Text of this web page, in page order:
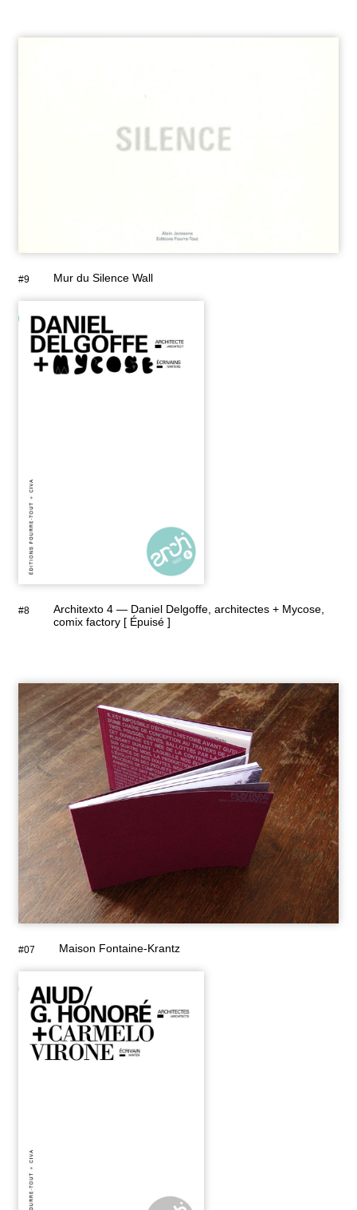
#9 Mur du Silence Wall
#8
Architexto 4 — Daniel Delgoffe, architectes + Mycose,
comix factory [ Épuisé ]
#07 Maison Fontaine-Krantz